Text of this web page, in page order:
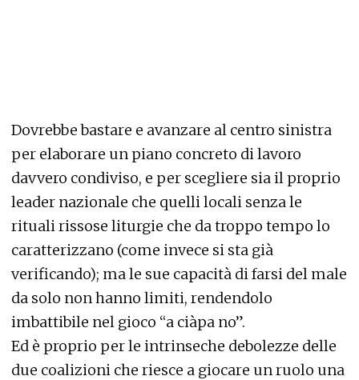
Dovrebbe bastare e avanzare al centro sinistra
per elaborare un piano concreto di lavoro
davvero condiviso, e per scegliere sia il proprio
leader nazionale che quelli locali senza le
rituali rissose liturgie che da troppo tempo lo
caratterizzano (come invece si sta già
verificando); ma le sue capacità di farsi del male
da solo non hanno limiti, rendendolo
imbattibile nel gioco “a ciàpa no”.
Ed è proprio per le intrinseche debolezze delle
due coalizioni che riesce a giocare un ruolo una